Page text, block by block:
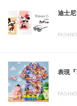
迪士
表現